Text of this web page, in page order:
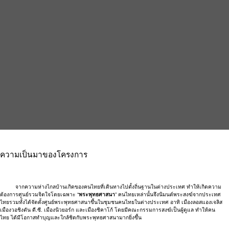
จากความห่างไกลบ้านเกิดของคนไทยที่เดินทางไปตั้งถิ่นฐานในต่างประเทศ ทำให้เกิดความ
ไทย ได้มีโอกาสทำบุญและใกล้ชิดกับพระพุทธศาสนามากยิ่งขึ้น
อ่านเพิ่มเติม